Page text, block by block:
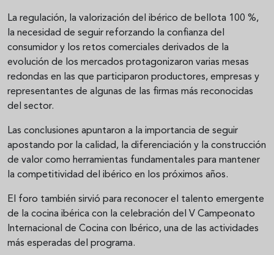
La regulación, la valorización del ibérico de bellota 100 %,
la necesidad de seguir reforzando la confianza del
consumidor y los retos comerciales derivados de la
evolución de los mercados protagonizaron varias mesas
redondas en las que participaron productores, empresas y
representantes de algunas de las firmas más reconocidas
del sector.
Las conclusiones apuntaron a la importancia de seguir
apostando por la calidad, la diferenciación y la construcción
de valor como herramientas fundamentales para mantener
la competitividad del ibérico en los próximos años.
El foro también sirvió para reconocer el talento emergente
de la cocina ibérica con la celebración del V Campeonato
Internacional de Cocina con Ibérico, una de las actividades
más esperadas del programa.